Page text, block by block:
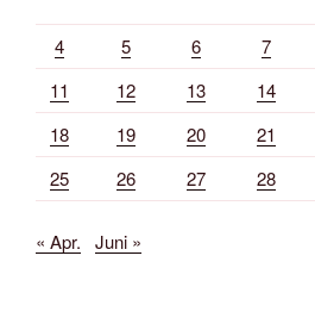
4
5 6 7
11
12 13 14
18
19 20 21
25
26 27 28
« Apr. Juni »